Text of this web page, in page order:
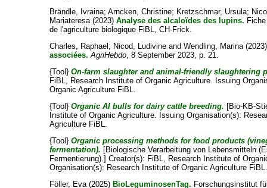
Brändle, Ivraina;Arncken, Christine; Kretzschmar, Ursula;
Mariateresa(2023)Analyse des alcaloïdes des lupins.
de l'agriculture biologique FiBL, CH-Frick.
Charles, Raphael ; Nicod, Ludivine andWendling, Marina
associées. AgriHebdo, 8 September 2023, p. 21.
{Tool}On-farm slaughter and animal-friendly slaughtering
FiBL, Research Institute of Organic Agriculture. Issuing
Organic Agriculture FiBL.
{Tool}Organic AI bulls for dairy cattle breeding. [Bio-KB-
Institute of Organic Agriculture. Issuing Organisation(s):
Agriculture FiBL.
{Tool}Organic processing methods for food products
fermentation). [Biologische Verarbeitung von Lebensmitteln
Fermentierung).]Creator(s): FiBL, Research Institute of
Organisation(s): Research Institute of Organic Agriculture
Föller, Eva(2025) BioLeguminosenTag. Forschungsinstitut